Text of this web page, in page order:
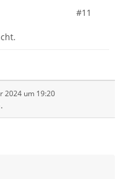
#11
2024 um 19:20